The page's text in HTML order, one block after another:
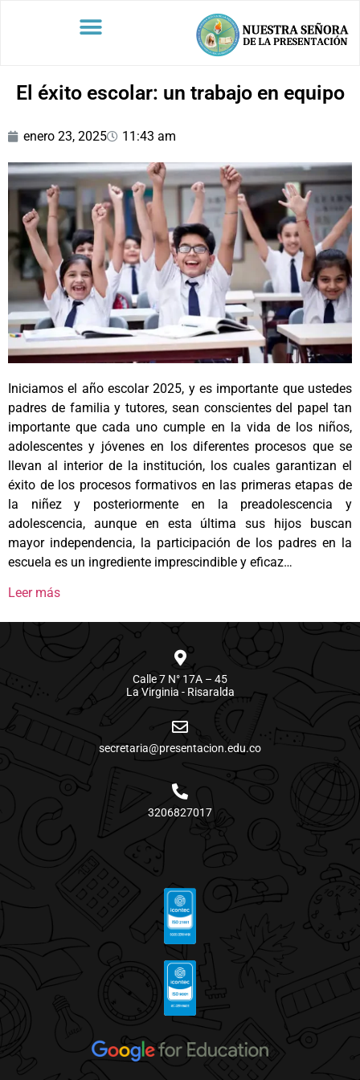
El éxito escolar: un trabajo en equipo
enero 23, 2025 11:43 am
Iniciamos el año escolar 2025, y es importante que ustedes
padres de familia y tutores, sean conscientes del papel tan
importante que cada uno cumple en la vida de los niños,
adolescentes y jóvenes en los diferentes procesos que se
llevan al interior de la institución, los cuales garantizan el
éxito de los procesos formativos en las primeras etapas de
la niñez y posteriormente en la preadolescencia y
adolescencia, aunque en esta última sus hijos buscan
mayor independencia, la participación de los padres en la
escuela es un ingrediente imprescindible y eficaz…
Leer más
Calle 7 N° 17A – 45
La Virginia - Risaralda
secretaria@presentacion.edu.co
3206827017